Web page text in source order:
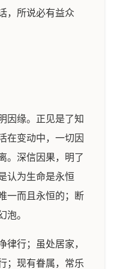
，所说必有益众
因缘。正见是了知
在变动中，一切因
。深信因果，明了
认为生命是永恒
一而且永恒的；断
泡。
律行；虽处居家，
；现有眷属，常乐